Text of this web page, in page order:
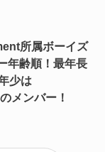
所属ボーイズ
年齢順！最年長
少は
メンバー！